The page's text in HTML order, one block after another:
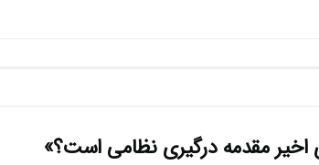
اخیر مقدمه درگیری نظامی است؟»